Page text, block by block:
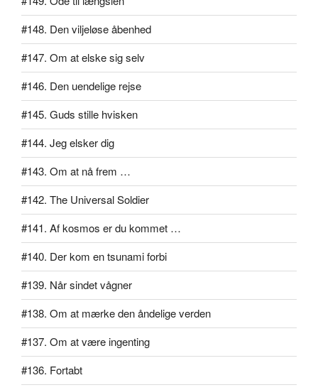
#148. Den viljeløse åbenhed
#147. Om at elske sig selv
#146. Den uendelige rejse
#145. Guds stille hvisken
#144. Jeg elsker dig
#143. Om at nå frem …
#142. The Universal Soldier
#141. Af kosmos er du kommet …
#140. Der kom en tsunami forbi
#139. Når sindet vågner
#138. Om at mærke den åndelige verden
#137. Om at være ingenting
#136. Fortabt